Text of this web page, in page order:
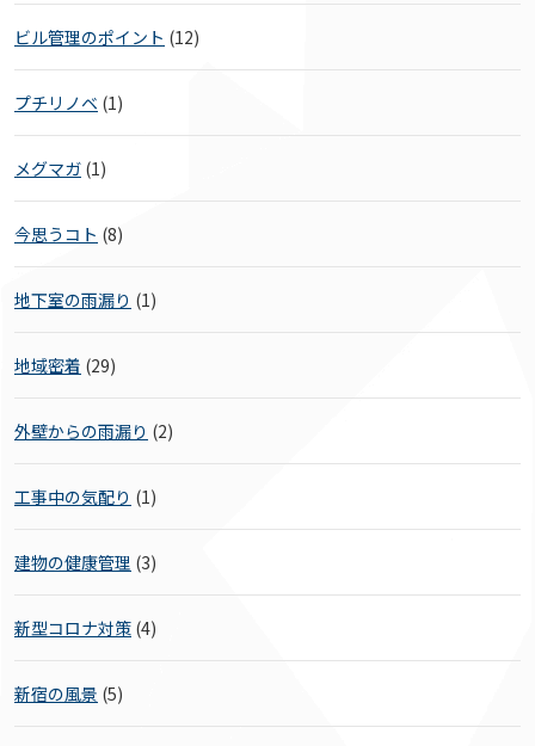
ビル管理のポイント (12)
プチリノベ (1)
メグマガ (1)
今思うコト (8)
地下室の雨漏り (1)
地域密着 (29)
外壁からの雨漏り (2)
工事中の気配り (1)
建物の健康管理 (3)
新型コロナ対策 (4)
新宿の風景 (5)